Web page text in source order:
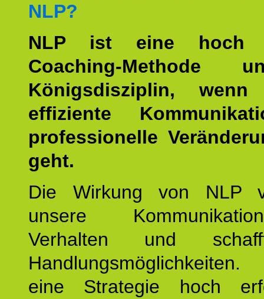
NLP?
NLP ist eine hoch
Coaching-Methode
Königsdisziplin,
effiziente
professionelle
geht.
Die Wirkung von NLP
unsere
Verhalten und
eine Strategie hoch